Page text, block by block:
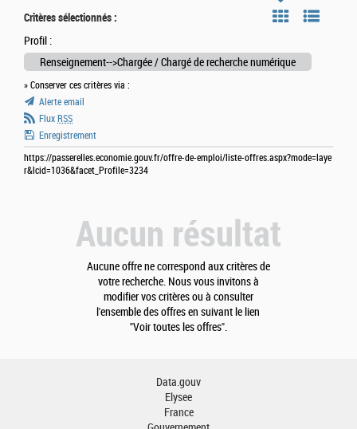
Critères sélectionnés :
Profil :
Renseignement-->Chargée / Chargé de recherche numérique
» Conserver ces critères via :
Alerte email
Flux RSS
Enregistrement
https://passerelles.economie.gouv.fr/offre-de-emploi/liste-offres.aspx?mode=laye
r&lcid=1036&facet_Profile=3234
Aucun résultat
Aucune offre ne correspond aux critères de
votre recherche. Nous vous invitons à
modifier vos critères ou à consulter
l'ensemble des offres en suivant le lien
"Voir toutes les offres".
Data.gouv
Elysee
France